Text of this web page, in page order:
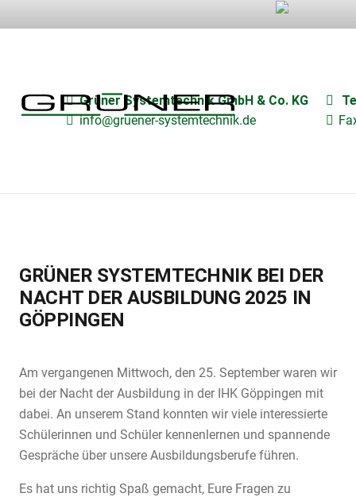
Grüner Systemtechnik GmbH & Co. KG
info@gruener-systemtechnik.de
GRÜNER SYSTEMTECHNIK BEI DER
NACHT DER AUSBILDUNG 2025 IN
GÖPPINGEN
Am vergangenen Mittwoch, den 25. September waren wir
bei der Nacht der Ausbildung in der IHK Göppingen mit
dabei. An unserem Stand konnten wir viele interessierte
Schülerinnen und Schüler kennenlernen und spannende
Gespräche über unsere Ausbildungsberufe führen.
Es hat uns richtig Spaß gemacht, Eure Fragen zu